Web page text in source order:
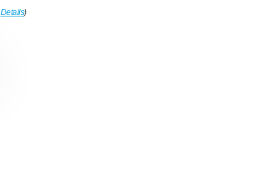
Details)